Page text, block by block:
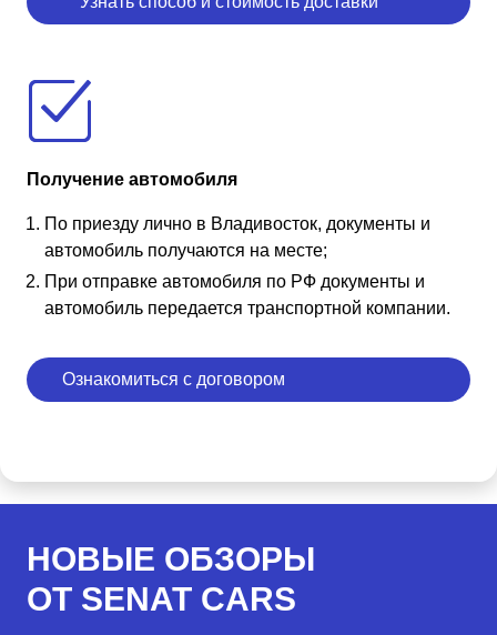
Получение автомобиля
По приезду лично в Владивосток, документы и
автомобиль получаются на месте;
При отправке автомобиля по РФ документы и
автомобиль передается транспортной компании.
Ознакомиться с договором
НОВЫЕ ОБЗОРЫ
ОТ SENAT CARS